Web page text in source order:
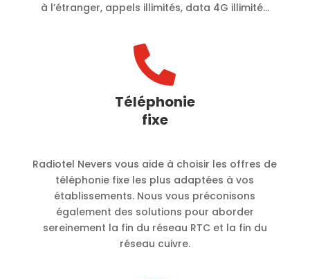
à l’étranger, appels illimités, data 4G illimité…

Téléphonie
fixe
Radiotel Nevers vous aide à choisir les offres de
téléphonie fixe les plus adaptées à vos
établissements. Nous vous préconisons
également des solutions pour aborder
sereinement la fin du réseau RTC et la fin du
réseau cuivre.